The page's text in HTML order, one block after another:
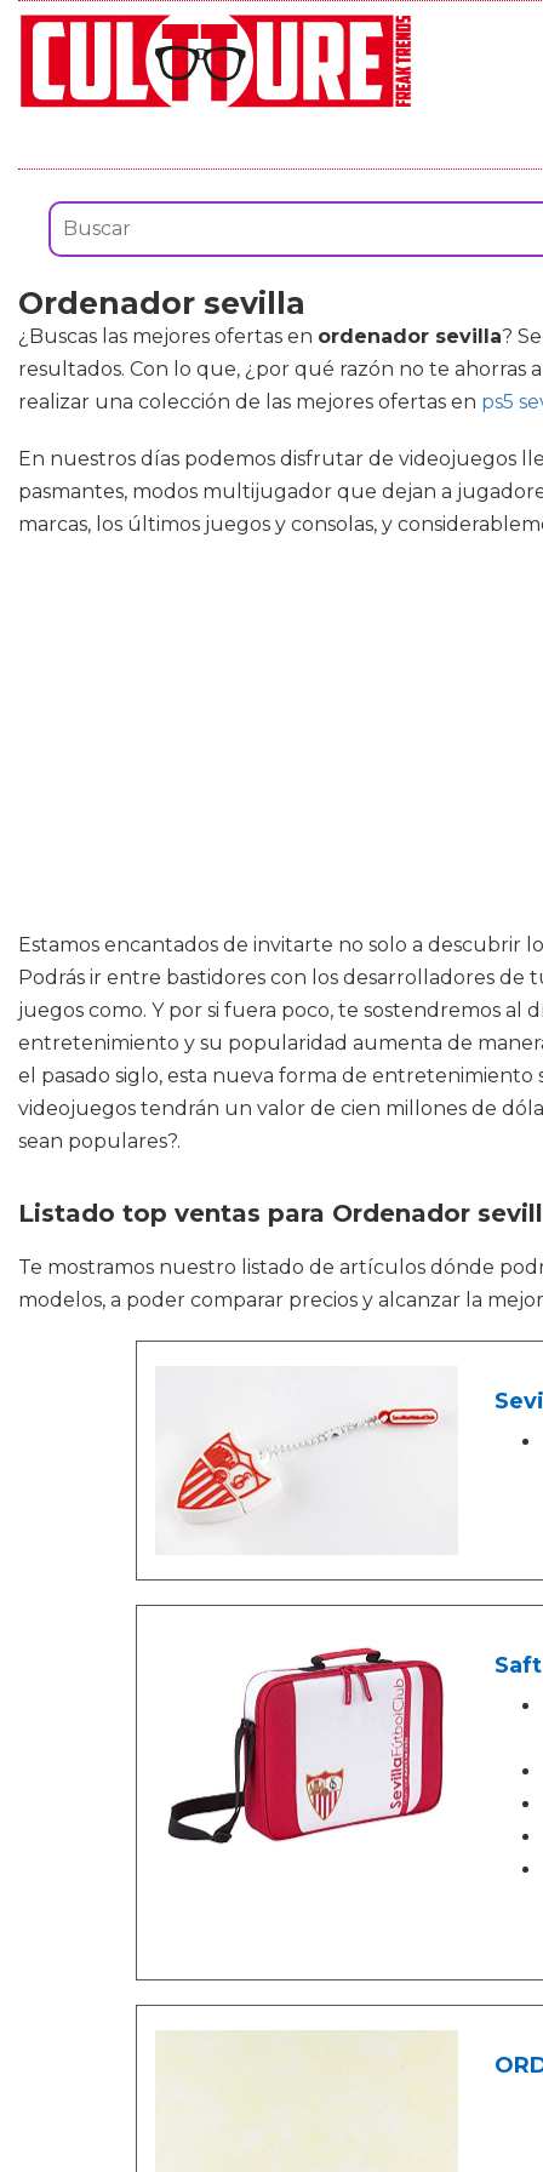
Ordenador sevilla
¿Buscas las mejores ofertas en ordenador sevilla?
resultados. Con lo que, ¿por qué razón no te
realizar una colección de las mejores ofertas en ps5
En nuestros días podemos disfrutar de videojuegos
pasmantes, modos multijugador que dejan a
marcas, los últimos juegos y consolas, y
Estamos encantados de invitarte no solo a descubrir
Podrás ir entre bastidores con los desarrolladores de
juegos como. Y por si fuera poco, te sostendremos al
entretenimiento y su popularidad aumenta de
el pasado siglo, esta nueva forma de
videojuegos tendrán un valor de cien millones de
sean populares?.
Listado top ventas para Ordenador
Te mostramos nuestro listado de artículos dónde
modelos, a poder comparar precios y alcanzar la